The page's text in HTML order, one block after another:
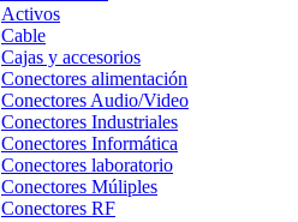
Activos
Cable
Cajas y accesorios
Conectores alimentación
Conectores Audio/Video
Conectores Industriales
Conectores Informática
Conectores laboratorio
Conectores Múliples
Conectores RF